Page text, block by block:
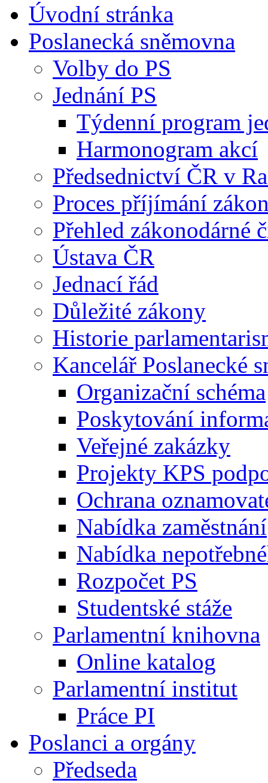
Úvodní stránka
Poslanecká sněmovna
Volby do PS
Jednání PS
Týdenní program
Harmonogram akcí
Předsednictví ČR v
Proces příjímání
Přehled zákonodárné
Ústava ČR
Jednací řád
Důležité zákony
Historie
Kancelář Poslanecké
Organizační schéma
Poskytování
Veřejné zakázky
Projekty KPS
Ochrana
Nabídka zaměstnání
Nabídka
Rozpočet PS
Studentské stáže
Parlamentní knihovna
Online katalog
Parlamentní institut
Práce PI
Poslanci a orgány
Předseda